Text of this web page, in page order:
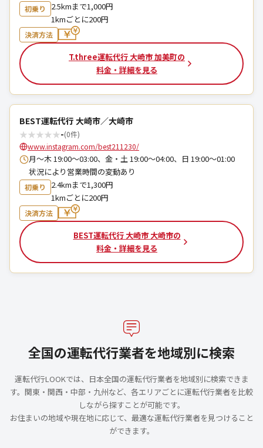
初乗り
2.5kmまで1,000円
1kmごとに200円
決済方法
T.three運転代行 大崎市 加美町の
料金・詳細を見る
BEST運転代行 大崎市／大崎市
★★★★★-(0件)
www.instagram.com/best211230/
月～木 19:00～03:00、金・土 19:00～04:00、日 19:00～01:00
状況により営業時間の変動あり
初乗り
2.4kmまで1,300円
1kmごとに200円
決済方法
BEST運転代行 大崎市 大崎市の
料金・詳細を見る
全国の運転代行業者を地域別に検索
運転代行LOOKでは、日本全国の運転代行業者を地域別に検索できま
す。関東・関西・中部・九州など、各エリアごとに運転代行業者を比較
しながら探すことが可能です。
お住まいの地域や現在地に応じて、最適な運転代行業者を見つけること
ができます。